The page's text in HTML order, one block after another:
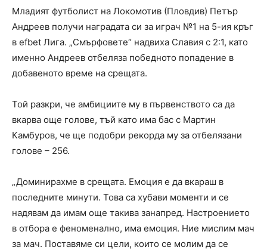
Младият футболист на Локомотив (Пловдив) Петър
Андреев получи наградата си за играч №1 на 5-ия кръг
в efbet Лига. „Смърфовете“ надвиха Славия с 2:1, като
именно Андреев отбеляза победното попадение в
добавеното време на срещата.
Той разкри, че амбициите му в първенството са да
вкарва още голове, тъй като има бас с Мартин
Камбуров, че ще подобри рекорда му за отбелязани
голове – 256.
„Доминирахме в срещата. Емоция е да вкараш в
последните минути. Това са хубави моменти и се
надявам да имам още такива занапред. Настроението
в отбора е феноменално, има емоция. Ние мислим мач
за мач. Поставяме си цели, които се молим да се